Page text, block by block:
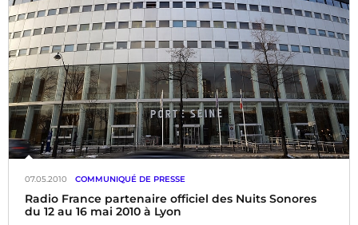
Radio France partenaire officiel des Nuits Sonores
du 12 au 16 mai 2010 à Lyon
07.05.2010 COMMUNIQUÉ DE PRESSE